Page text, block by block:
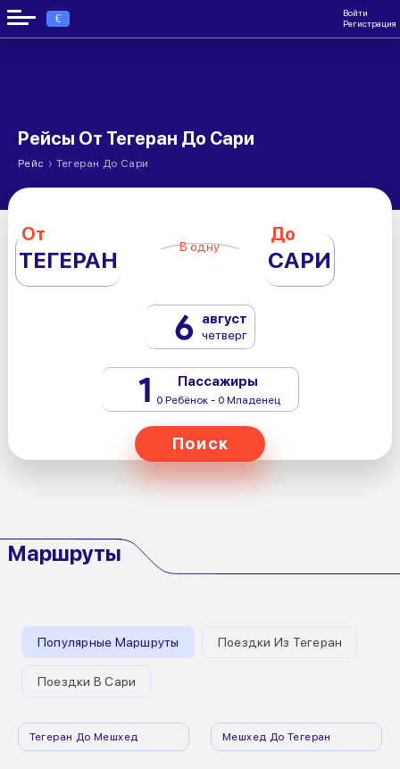
€
Войти
Регистрация
Рейсы От Тегеран До Сари
Рейс › Тегеран До Сари
От
ТЕГЕРАН В одну
До
САРИ
6 август
четверг
1 Пассажиры
0 Ребёнок - 0 Младенец
Поиск
Маршруты
Популярные Маршруты Поездки Из Тегеран
Поездки В Сари
Тегеран До Мешхед Мешхед До Тегеран